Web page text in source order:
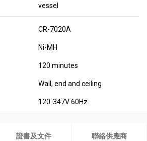
vessel
CR-7020A
Ni-MH
120 minutes
Wall, end and ceiling
120-347V 60Hz
證書及文件 聯絡供應商